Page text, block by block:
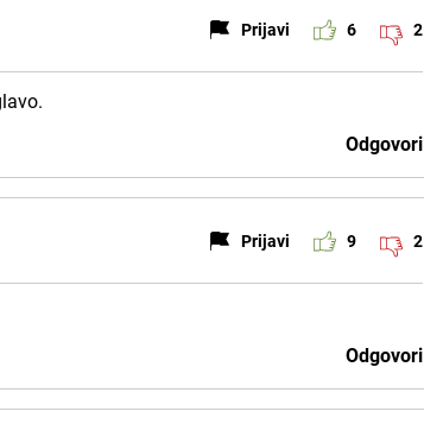
Prijavi 6 2
Odgovori
Prijavi 9 2
Odgovori